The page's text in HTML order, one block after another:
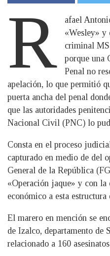
R
afael
«Wesley» y
criminal
porque una
Penal no
apelación, lo que permitió
puerta ancha del penal
que las autoridades
Nacional Civil (PNC) lo
Consta en el proceso
capturado en medio de del
General de la República
«Operación jaque» y con
económico a esta
El marero en mención se
de Izalco, departamento de
relacionado a 160